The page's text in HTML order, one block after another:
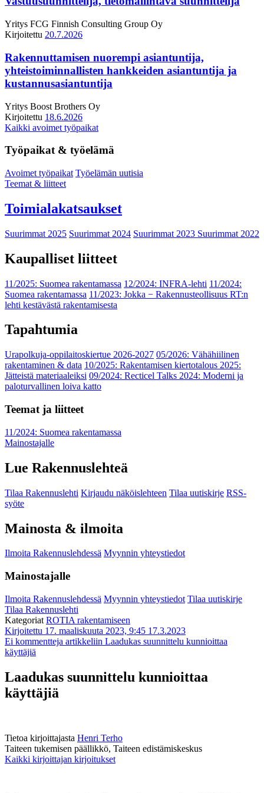
Yritys FCG Finnish Consulting Group Oy
Kirjoitettu 20.7.2026
Rakennuttamisen nuorempi asiantuntija,
yhteistoiminnallisten hankkeiden asiantuntija ja
kustannusasiantuntija
Yritys Boost Brothers Oy
Kirjoitettu 18.6.2026
Kaikki avoimet työpaikat
Työpaikat & työelämä
Avoimet työpaikat Työelämän uutisia
Teemat & liitteet
Toimialakatsaukset
Suurimmat 2025 Suurimmat 2024 Suurimmat 2023 Suurimmat 2022
Kaupalliset liitteet
11/2025: Suomea rakentamassa 12/2024: INFRA-lehti 11/2024:
Suomea rakentamassa 11/2023: Jokka − Rakennusteollisuus RT:n
lehti kestävästä rakentamisesta
Tapahtumia
Urapolkuja-oppilaitoskiertue 2026-2027 05/2026: Vähähiilinen
rakentaminen & data 10/2025: Rakentamisen kiertotalous 2025:
Jätteistä materiaaleiksi 09/2024: Recticel Talks 2024: Moderni ja
paloturvallinen loiva katto
Teemat ja liitteet
11/2024: Suomea rakentamassa
Mainostajalle
Lue Rakennuslehteä
Tilaa Rakennuslehti Kirjaudu näköislehteen Tilaa uutiskirje RSS-
syöte
Mainosta & ilmoita
Ilmoita Rakennuslehdessä Myynnin yhteystiedot
Mainostajalle
Ilmoita Rakennuslehdessä Myynnin yhteystiedot Tilaa uutiskirje
Tilaa Rakennuslehti
Kategoriat ROTIA rakentamiseen
Kirjoitettu 17. maaliskuuta 2023, 9:45 17.3.2023
Ei kommentteja artikkeliin Laadukas suunnittelu kunnioittaa
käyttäjiä
Laadukas suunnittelu kunnioittaa
käyttäjiä
Tietoa kirjoittajasta Henri Terho
Taiteen tukemisen päällikkö, Taiteen edistämiskeskus
Kaikki kirjoittajan kirjoitukset